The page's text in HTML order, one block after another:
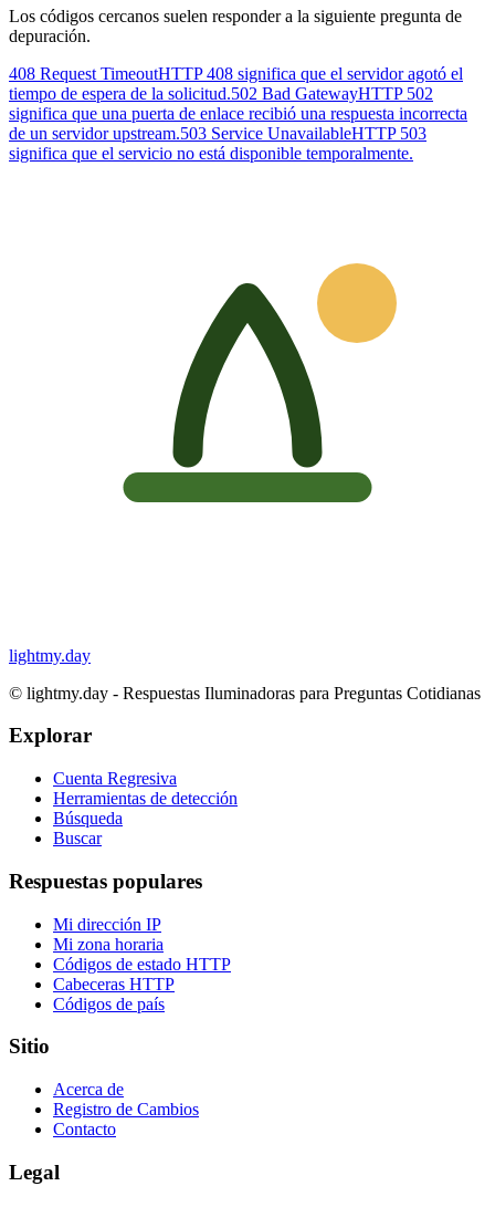
Los códigos cercanos suelen responder a la siguiente pregunta de
depuración.
408 Request TimeoutHTTP 408 significa que el servidor agotó el
tiempo de espera de la solicitud.502 Bad GatewayHTTP 502
significa que una puerta de enlace recibió una respuesta incorrecta
de un servidor upstream.503 Service UnavailableHTTP 503
significa que el servicio no está disponible temporalmente.
lightmy.day
© lightmy.day - Respuestas Iluminadoras para Preguntas Cotidianas
Explorar
Cuenta Regresiva
Herramientas de detección
Búsqueda
Buscar
Respuestas populares
Mi dirección IP
Mi zona horaria
Códigos de estado HTTP
Cabeceras HTTP
Códigos de país
Sitio
Acerca de
Registro de Cambios
Contacto
Legal